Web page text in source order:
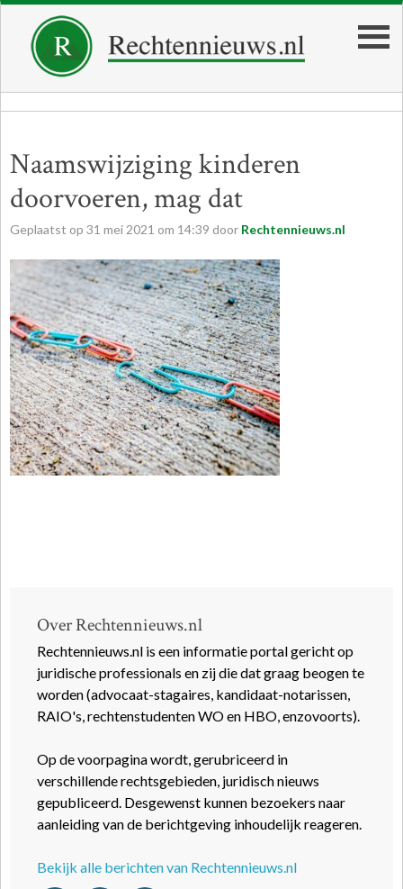
Naamswijziging kinderen
doorvoeren, mag dat
Geplaatst op 31 mei 2021 om 14:39 door Rechtennieuws.nl
Over Rechtennieuws.nl
Rechtennieuws.nl is een informatie portal gericht op
juridische professionals en zij die dat graag beogen te
worden (advocaat-stagaires, kandidaat-notarissen,
RAIO's, rechtenstudenten WO en HBO, enzovoorts).
Op de voorpagina wordt, gerubriceerd in
verschillende rechtsgebieden, juridisch nieuws
gepubliceerd. Desgewenst kunnen bezoekers naar
aanleiding van de berichtgeving inhoudelijk reageren.
Bekijk alle berichten van Rechtennieuws.nl